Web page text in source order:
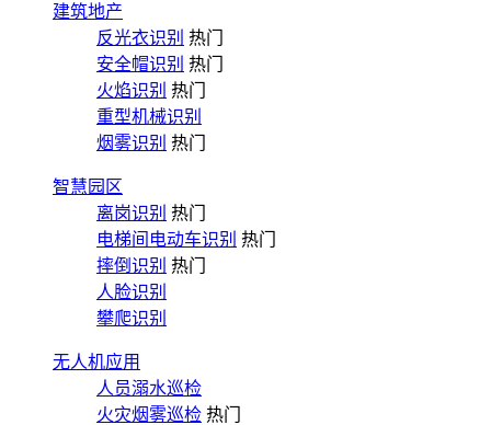
建筑地产
反光衣识别 热门
安全帽识别 热门
火焰识别 热门
重型机械识别
烟雾识别 热门
智慧园区
离岗识别 热门
电梯间电动车识别 热门
摔倒识别 热门
人脸识别
攀爬识别
无人机应用
人员溺水巡检
火灾烟雾巡检 热门